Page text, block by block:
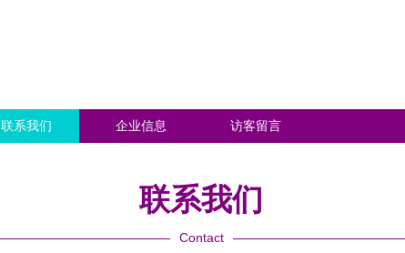
联系我们 企业信息 访客留言
联系我们
Contact